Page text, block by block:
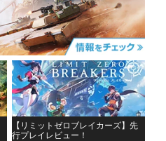
【リミットゼロブレイカーズ】先
行プレイレビュー！